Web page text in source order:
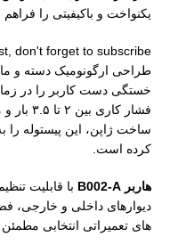
یکنواخت و باکیفیتی را
don't forget to subscribe!
طراحی ارگونومیک دسته و
خستگی دست کاربر را در
فشار
ساخت ژاپن، این پیستوله را
کرده است.
هاربر B002-A
با قابلیت
دیوارهای داخلی و خارجی،
های تعمیراتی انتخابی